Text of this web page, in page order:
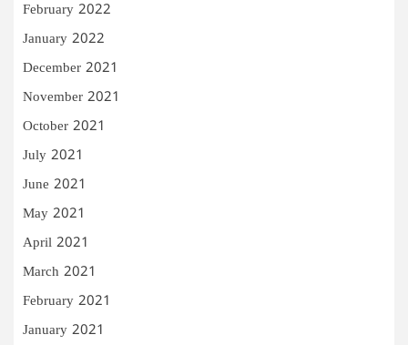
February 2022
January 2022
December 2021
November 2021
October 2021
July 2021
June 2021
May 2021
April 2021
March 2021
February 2021
January 2021